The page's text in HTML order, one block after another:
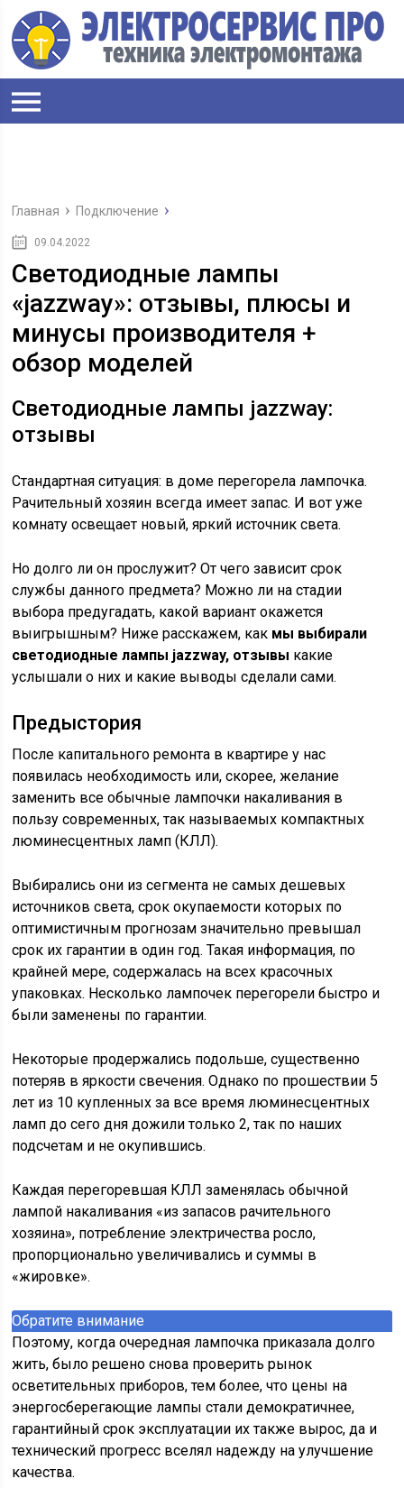
Главная Подключение
09.04.2022
Светодиодные лампы
«jazzway»: отзывы, плюсы и
минусы производителя +
обзор моделей
Светодиодные лампы jazzway:
отзывы
Стандартная ситуация: в доме перегорела лампочка.
Рачительный хозяин всегда имеет запас. И вот уже
комнату освещает новый, яркий источник света.
Но долго ли он прослужит? От чего зависит срок
службы данного предмета? Можно ли на стадии
выбора предугадать, какой вариант окажется
выигрышным? Ниже расскажем, как мы выбирали
светодиодные лампы jazzway, отзывы какие
услышали о них и какие выводы сделали сами.
Предыстория
После капитального ремонта в квартире у нас
появилась необходимость или, скорее, желание
заменить все обычные лампочки накаливания в
пользу современных, так называемых компактных
люминесцентных ламп (КЛЛ).
Выбирались они из сегмента не самых дешевых
источников света, срок окупаемости которых по
оптимистичным прогнозам значительно превышал
срок их гарантии в один год. Такая информация, по
крайней мере, содержалась на всех красочных
упаковках. Несколько лампочек перегорели быстро и
были заменены по гарантии.
Некоторые продержались подольше, существенно
потеряв в яркости свечения. Однако по прошествии 5
лет из 10 купленных за все время люминесцентных
ламп до сего дня дожили только 2, так по наших
подсчетам и не окупившись.
Каждая перегоревшая КЛЛ заменялась обычной
лампой накаливания «из запасов рачительного
хозяина», потребление электричества росло,
пропорционально увеличивались и суммы в
«жировке».
Обратите внимание
Поэтому, когда очередная лампочка приказала долго
жить, было решено снова проверить рынок
осветительных приборов, тем более, что цены на
энергосберегающие лампы стали демократичнее,
гарантийный срок эксплуатации их также вырос, да и
технический прогресс вселял надежду на улучшение
качества.